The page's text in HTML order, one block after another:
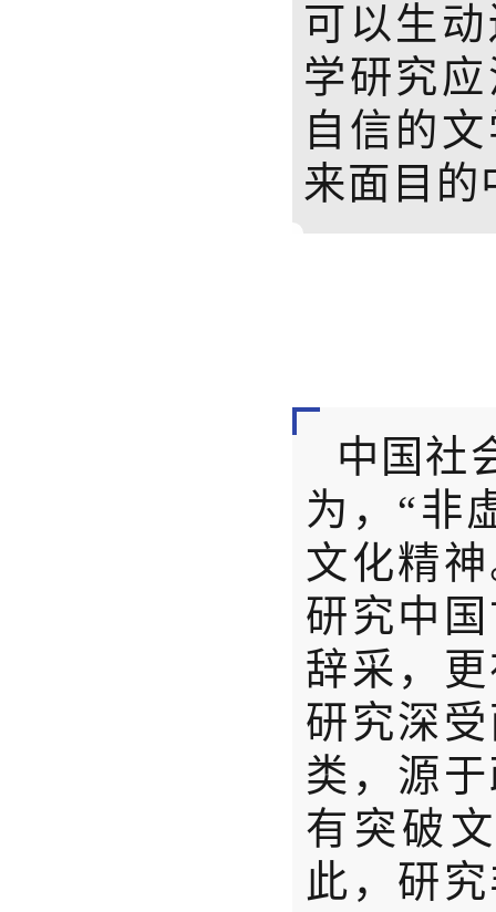
可以生
学研究
自信的
来面目的
中国社
为，“非
文化精
研究中
辞采，
研究深
类，源
有突破
此，研